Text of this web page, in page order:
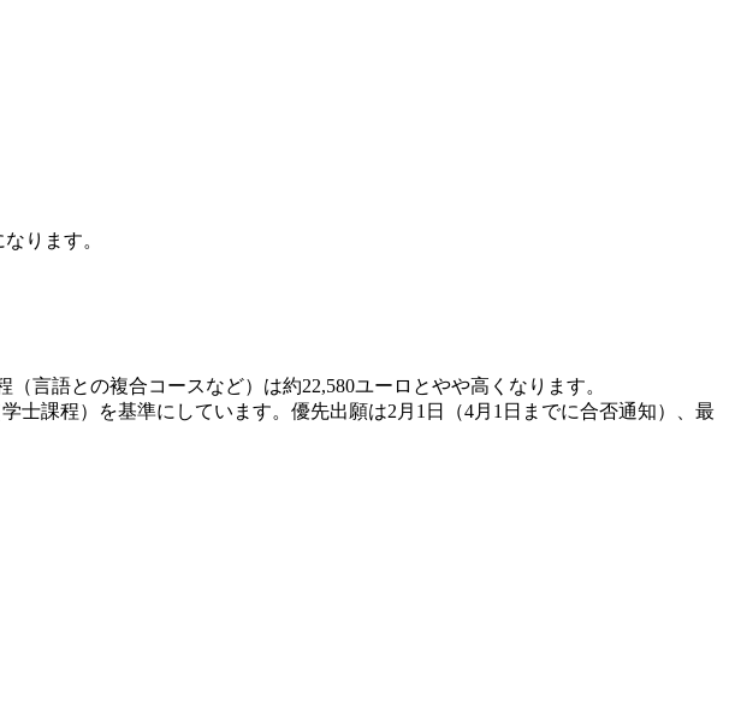
ります。
言語との複合コースなど）は約22,580ユーロとやや高くなります。
士課程）を基準にしています。優先出願は2月1日（4月1日までに合否通知）、最